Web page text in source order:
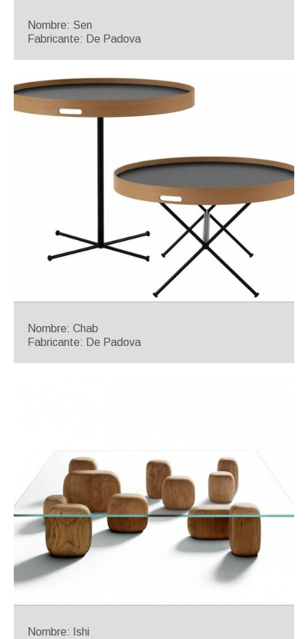
Nombre: Sen
Fabricante: De Padova
Nombre: Chab
Fabricante: De Padova
Nombre: Ishi